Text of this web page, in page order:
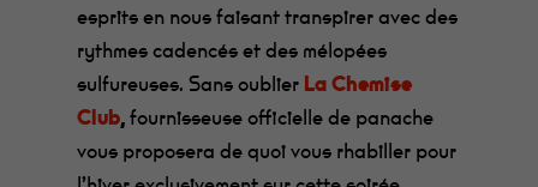
esprits en nous faisant transpirer avec des
rythmes cadencés et des mélopées
sulfureuses. Sans oublier La Chemise
Club, fournisseuse officielle de panache
vous proposera de quoi vous rhabiller pour